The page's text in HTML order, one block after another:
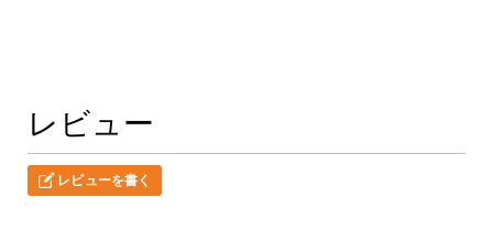
レビュー
レビューを書く